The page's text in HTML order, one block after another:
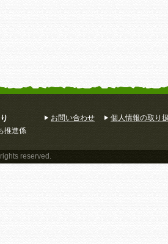
推進係
お問い合わせ 個人情報の取り
reserved.